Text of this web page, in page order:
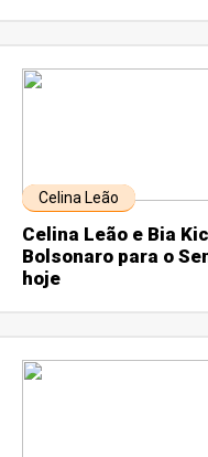
Celina Leão
Celina Leão e Bia
Bolsonaro para o
hoje